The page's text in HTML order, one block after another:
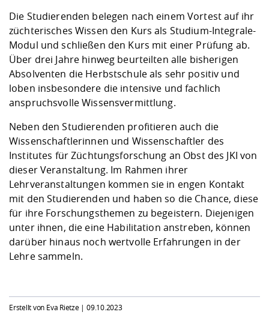
Die Studierenden belegen nach einem Vortest auf ihr
züchterisches Wissen den Kurs als Studium-Integrale-
Modul und schließen den Kurs mit einer Prüfung ab.
Über drei Jahre hinweg beurteilten alle bisherigen
Absolventen die Herbstschule als sehr positiv und
loben insbesondere die intensive und fachlich
anspruchsvolle Wissensvermittlung.
Neben den Studierenden profitieren auch die
Wissenschaftlerinnen und Wissenschaftler des
Institutes für Züchtungsforschung an Obst des JKI von
dieser Veranstaltung. Im Rahmen ihrer
Lehrveranstaltungen kommen sie in engen Kontakt
mit den Studierenden und haben so die Chance, diese
für ihre Forschungsthemen zu begeistern. Diejenigen
unter ihnen, die eine Habilitation anstreben, können
darüber hinaus noch wertvolle Erfahrungen in der
Lehre sammeln.
Erstellt von Eva Rietze |09.10.2023